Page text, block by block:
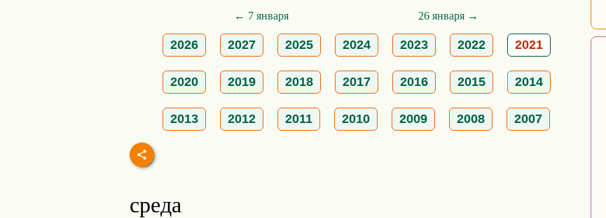
← 7 января 26 января →
2026 2027 2025 2024 2023 2022 2021
2020 2019 2018 2017 2016 2015 2014
2013 2012 2011 2010 2009 2008 2007
среда